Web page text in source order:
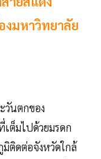
งมหาวิทยาลัย
วันตกของ
ต็มไปด้วยมรดก
ติดต่อจังหวัดใกล้